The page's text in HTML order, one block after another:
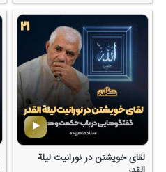
لقای خویشتن در نورانیت لیلة